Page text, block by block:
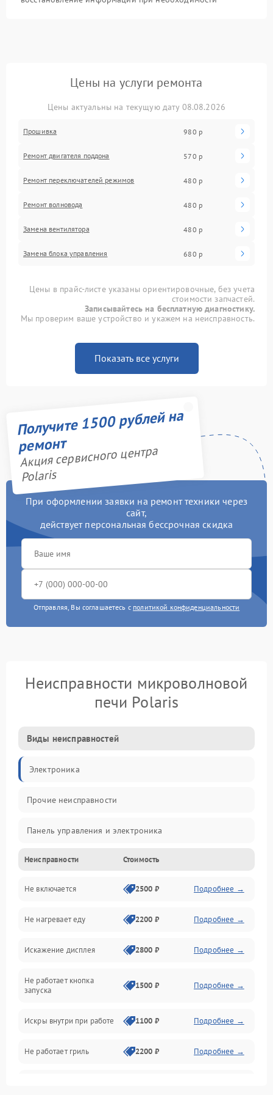
Цены на услуги ремонта
Цены актуальны на текущую дату 08.08.2026
Прошивка 980 р
Ремонт двигателя поддона 570 р
Ремонт переключателей режимов 480 р
Ремонт волновода 480 р
Замена вентилятора 480 р
Замена блока управления 680 р
Цены в прайс-листе указаны ориентировочные, без учета
стоимости запчастей.
Записывайтесь на бесплатную диагностику.
Мы проверим ваше устройство и укажем на неисправность.
Показать все услуги
Получите 1500 рублей на
ремонт
Акция сервисного центра
Polaris
При оформлении заявки на ремонт техники через
сайт,
действует персональная бессрочная скидка
Отправляя, Вы соглашаетесь с политикой конфиденциальности
Неисправности микроволновой
печи Polaris
Виды неисправностей
Электроника
Прочие неисправности
Панель управления и электроника
Дверца и корпус
Механика и внутренние элементы
Механические повреждения
Питание и запуск
Нагрев и приготовление
Программное обеспечение
Неисправности Стоимость
Не включается 2500 ₽ Подробнее →
Не нагревает еду 2200 ₽ Подробнее →
Искажение дисплея 2800 ₽ Подробнее →
Не работает кнопка
запуска
1500 ₽ Подробнее →
Искры внутри при работе 1100 ₽ Подробнее →
Не работает гриль 2200 ₽ Подробнее →